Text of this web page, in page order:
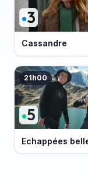
Cassandre
21h00
Echappées